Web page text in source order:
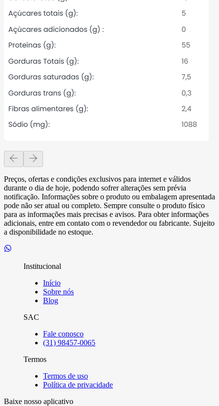
Preços, ofertas e condições exclusivos para internet e válidos
durante o dia de hoje, podendo sofrer alterações sem prévia
notificação. Informações sobre o produto ou embalagem apresentada
pode não ser atual ou completo. Sempre consulte o produto físico
para as informações mais precisas e avisos. Para obter informações
adicionais, entre em contato com o revendedor ou fabricante. Sujeito
a disponibilidade no estoque.
Institucional
Início
Sobre nós
Blog
SAC
Fale conosco
(31) 98457-0065
Termos
Termos de uso
Política de privacidade
Baixe nosso aplicativo